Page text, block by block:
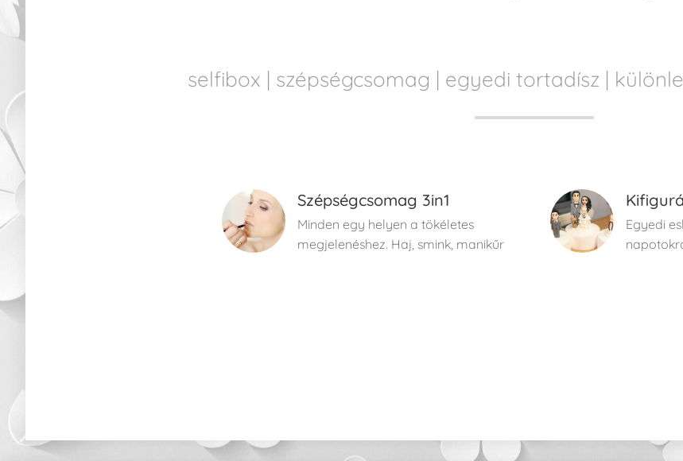
selfibox | szépségcsomag | egyedi tortadísz |
Szépségcsomag 3in1
Minden egy helyen a tökéletes
megjelenéshez. Haj, smink, manikűr
Egyedi